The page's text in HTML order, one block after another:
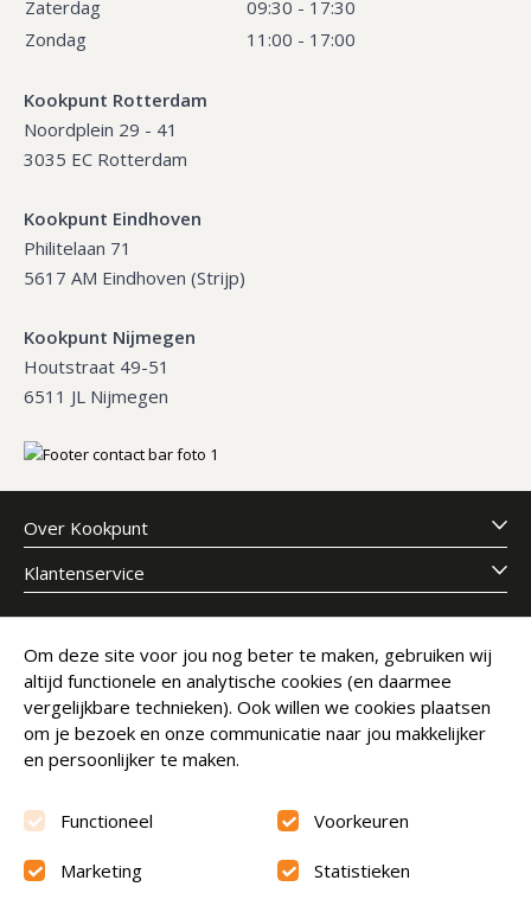
Zaterdag
09:30 - 17:30
Zondag
11:00 - 17:00
Kookpunt Rotterdam
Noordplein 29 - 41
3035 EC Rotterdam
Kookpunt Eindhoven
Philitelaan 71
5617 AM Eindhoven (Strijp)
Kookpunt Nijmegen
Houtstraat 49-51
6511 JL Nijmegen
Over Kookpunt
Klantenservice
Meld je aan voor onze nieuwsbrief
E-mailadres
Abonneer
Beoordeling9.6
Om deze site voor jou nog beter te maken, gebruiken wij
altijd functionele en analytische cookies (en daarmee
vergelijkbare technieken). Ook willen we cookies plaatsen
om je bezoek en onze communicatie naar jou makkelijker
en persoonlijker te maken.
Functioneel Voorkeuren
Marketing Statistieken